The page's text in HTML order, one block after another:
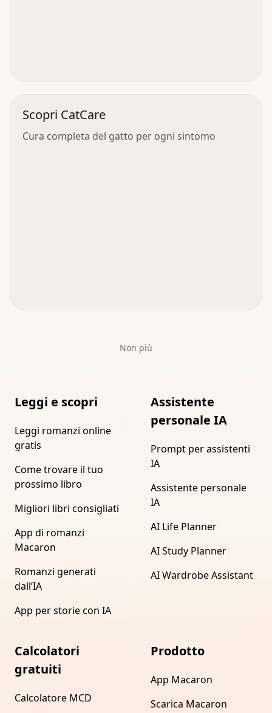
Scopri CatCare
Cura completa del gatto per ogni sintomo
Non più
Leggi e scopri
Leggi romanzi online
gratis
Come trovare il tuo
prossimo libro
Migliori libri consigliati
App di romanzi
Macaron
Romanzi generati
dall’IA
App per storie con IA
Assistente
personale IA
Prompt per assistenti
IA
Assistente personale
IA
AI Life Planner
AI Study Planner
AI Wardrobe Assistant
Calcolatori
gratuiti
Calcolatore MCD
Prodotto
App Macaron
Scarica Macaron